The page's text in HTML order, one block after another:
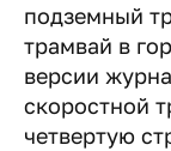
подземный
трамвай в
версии
скоростной
четвертую